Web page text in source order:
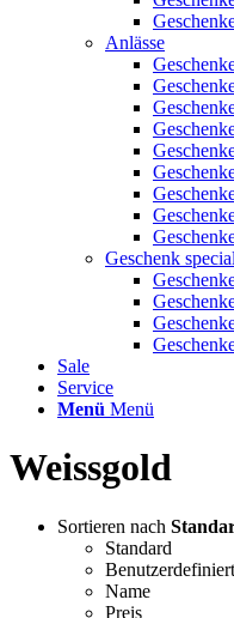
Anlässe
Geschenk
Sale
Service
Menü Menü
Weissgold
Sortieren nach
Standard
Benutzerdefiniert
Name
Preis